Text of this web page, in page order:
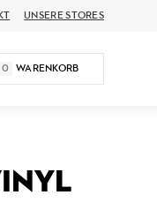
UNSERE STORES
0 WARENKORB